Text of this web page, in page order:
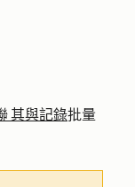
其與記錄批量